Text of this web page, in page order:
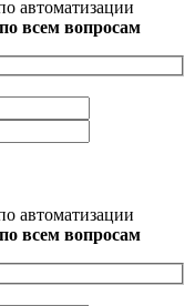
автоматизации
всем вопросам
автоматизации
всем вопросам